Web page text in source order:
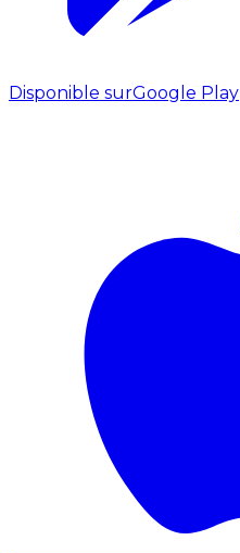
Disponible surGoogle Play